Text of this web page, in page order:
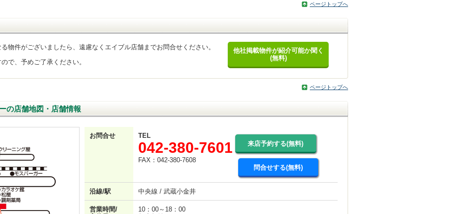
ページトップへ
物件がございましたら、遠慮なくエイブル店舗までお問合せください。
で、予めご了承ください。
他社掲載物件が紹介可能か聞く
(無料)
ページトップへ
の店舗地図・店舗情報
お問合せ TEL
042-380-7601
FAX：042-380-7608
来店予約する(無料)
問合せする(無料)
沿線/駅 中央線 / 武蔵小金井
営業時間/
10：00～18：00